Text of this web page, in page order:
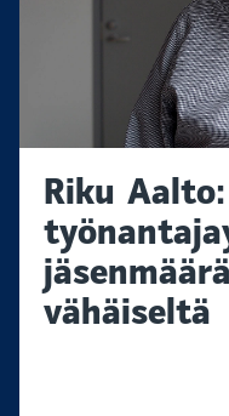
Riku
vähäiseltä